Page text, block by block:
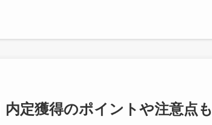
定獲得のポイントや注意点も